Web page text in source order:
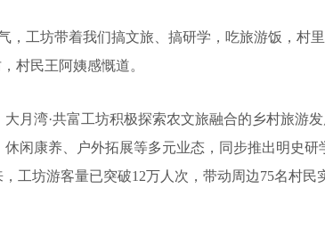
工坊带着我们搞文旅、搞研学，吃旅游饭，村
村民王阿姨感慨道。
湾·共富工坊积极探索农文旅融合的乡村旅游
闲康养、户外拓展等多元业态，同步推出明史研
工坊游客量已突破12万人次，带动周边75名村民